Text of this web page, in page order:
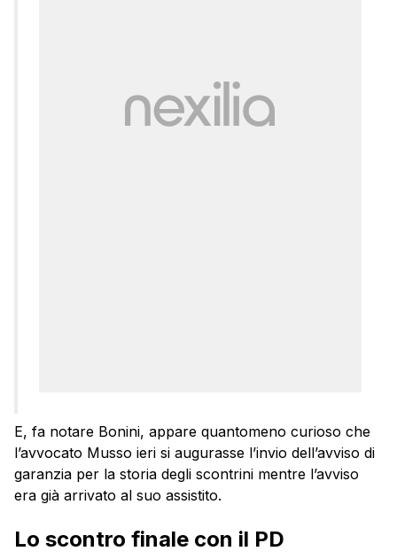
E, fa notare Bonini, appare quantomeno curioso che
l’avvocato Musso ieri si augurasse l’invio dell’avviso di
garanzia per la storia degli scontrini mentre l’avviso
era già arrivato al suo assistito.
Lo scontro finale con il PD